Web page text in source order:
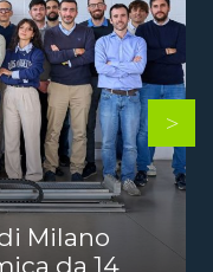
Milano
da 14